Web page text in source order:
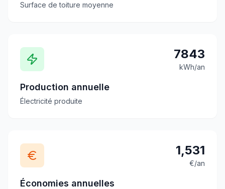
Surface de toiture moyenne
7843
kWh/an
Production annuelle
Électricité produite
1,531
€/an
Économies annuelles